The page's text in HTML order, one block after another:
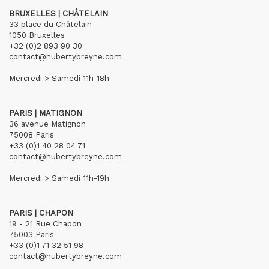
BRUXELLES | CHÂTELAIN
33 place du Châtelain
1050 Bruxelles
+32 (0)2 893 90 30
contact@hubertybreyne.com
Mercredi > Samedi 11h-18h
PARIS | MATIGNON
36 avenue Matignon
75008 Paris
+33 (0)1 40 28 04 71
contact@hubertybreyne.com
Mercredi > Samedi 11h-19h
PARIS | CHAPON
19 - 21 Rue Chapon
75003 Paris
+33 (0)1 71 32 51 98
contact@hubertybreyne.com